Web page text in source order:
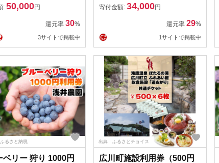
: 50,000円
還元率30%
3サイトで掲載中
寄付金額:34,000円
還元率 29%
1サイトで掲載中
るさと納税
ベリー 狩り 1000円
出典：ふるさとチョイス
広川町施設利用券（500円